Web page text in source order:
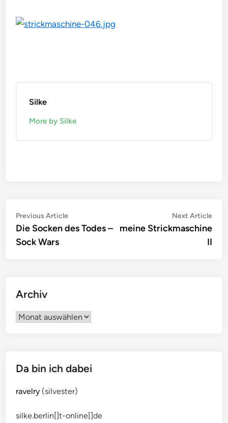
Silke
More by Silke
Beitragsnavigation
Previous ArticlePrevious
article:
Die Socken des Todes –
Sock Wars
Next Article
meine Strickmaschine
II
Archiv
Archiv
Da bin ich dabei
ravelry (silvester)
silke.berlin[]t-online[]de